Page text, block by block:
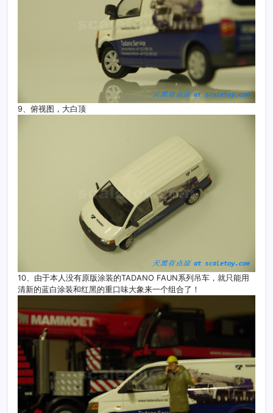
9、俯视图，大白顶
10、由于本人没有原版涂装的TADANO FAUN系列吊车，就只能用
清新的蓝白涂装和红黑的重口味大象来一个组合了！